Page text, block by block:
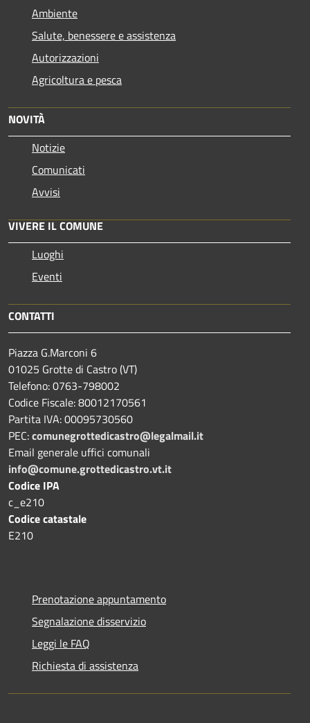
Ambiente
Salute, benessere e assistenza
Autorizzazioni
Agricoltura e pesca
NOVITÀ
Notizie
Comunicati
Avvisi
VIVERE IL COMUNE
Luoghi
Eventi
CONTATTI
Piazza G.Marconi 6
01025 Grotte di Castro (VT)
Telefono: 0763-798002
Codice Fiscale: 80012170561
Partita IVA: 00095730560
PEC:comunegrottedicastro@legalmail.it
Email generale uffici comunali
info@comune.grottedicastro.vt.it
Codice IPA
c_e210
Codice catastale
E210
Prenotazione appuntamento
Segnalazione disservizio
Leggi le FAQ
Richiesta di assistenza